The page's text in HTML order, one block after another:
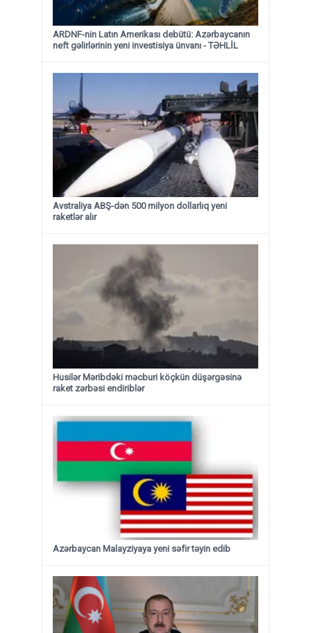
ARDNF-nin Latın Amerikası debütü: Azərbaycanın
neft gəlirlərinin yeni investisiya ünvanı - TƏHLİL
Avstraliya ABŞ-dən 500 milyon dollarlıq yeni
raketlər alır
Husilər Məribdəki məcburi köçkün düşərgəsinə
raket zərbəsi endiriblər
Azərbaycan Malayziyaya yeni səfir təyin edib